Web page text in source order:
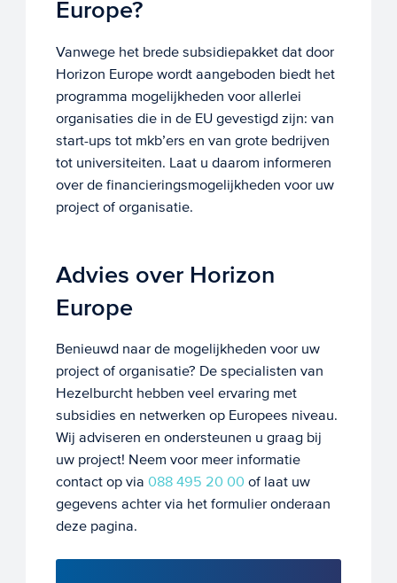
Europe?
Vanwege het brede subsidiepakket dat door
Horizon Europe wordt aangeboden biedt het
programma mogelijkheden voor allerlei
organisaties die in de EU gevestigd zijn: van
start-ups tot mkb’ers en van grote bedrijven
tot universiteiten. Laat u daarom informeren
over de financieringsmogelijkheden voor uw
project of organisatie.
Advies over Horizon
Europe
Benieuwd naar de mogelijkheden voor uw
project of organisatie? De specialisten van
Hezelburcht hebben veel ervaring met
subsidies en netwerken op Europees niveau.
Wij adviseren en ondersteunen u graag bij
uw project! Neem voor meer informatie
contact op via 088 495 20 00 of laat uw
gegevens achter via het formulier onderaan
deze pagina.